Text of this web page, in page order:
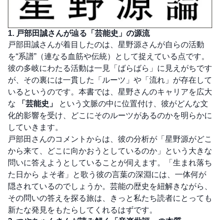
1. 戸部田誠さんが辿る「芸能史」の源流
戸部田誠さんが着目したのは、星野源さんが自らの活動
を“系譜”（連なる血筋や伝統）として捉えている点です。
彼の多岐にわたる活動は一見「ばらばら」に見えがちです
が、その裏には一貫した「ルーツ」や「流れ」が存在して
いるというのです。本書では、星野さんのキャリアを広大
な
「芸能史」
という文脈の中に位置付け、彼がどんな文
化的影響を受け、どこにそのルーツがあるのかを明らかに
していきます。
戸部田さんのコメントからは、彼の分析が「星野源がどこ
から来て、どこに向かおうとしているのか」という大きな
問いに答えようとしていることが伺えます。「生まれ落ち
た日から よそ者」と歌う彼の言葉の深淵には、一体何が
隠されているのでしょうか。芸能の歴史を紐解きながら、
その問いの答えを探る旅は、きっと私たち読者にとっても
新たな発見をもたらしてくれるはずです。